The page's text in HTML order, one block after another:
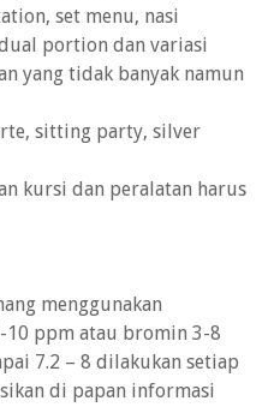
set menu, nasi
portion dan variasi
yang tidak banyak namun
sitting party, silver
kursi dan peralatan harus
menggunakan
10 ppm atau bromin 3-8
7.2 – 8 dilakukan setiap
di papan informasi